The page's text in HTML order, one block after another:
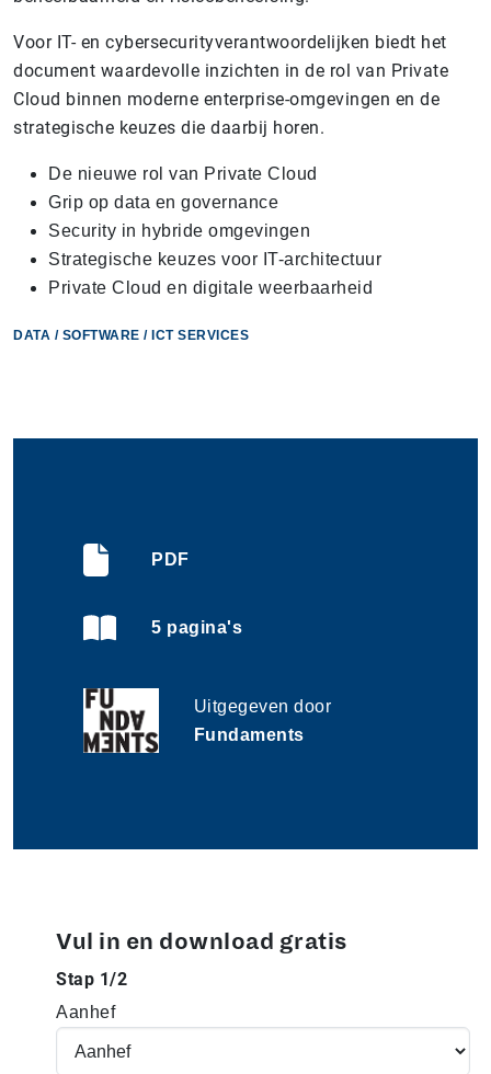
Voor IT- en cybersecurityverantwoordelijken biedt het
document waardevolle inzichten in de rol van Private
Cloud binnen moderne enterprise-omgevingen en de
strategische keuzes die daarbij horen.
De nieuwe rol van Private Cloud
Grip op data en governance
Security in hybride omgevingen
Strategische keuzes voor IT-architectuur
Private Cloud en digitale weerbaarheid
DATA / SOFTWARE / ICT SERVICES
PDF
5 pagina's
Uitgegeven door
Fundaments
Vul in en download gratis
Stap 1/2
Aanhef